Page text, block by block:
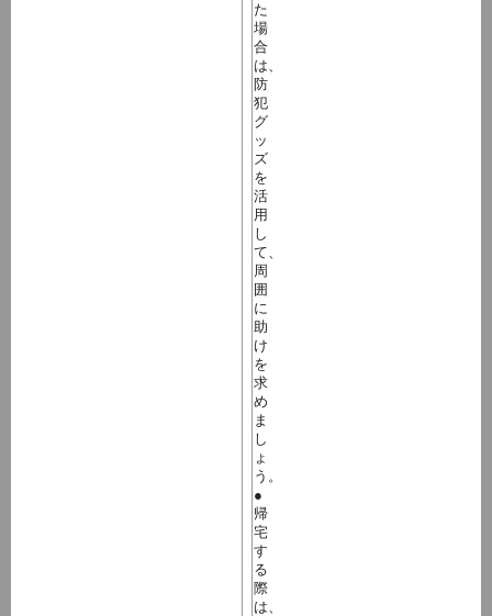
た
場
合
は、
防
犯
グ
ッ
ズ
を
活
用
し
て、
周
囲
に
助
け
を
求
め
ま
し
ょ
う。
●
帰
宅
す
る
際
は、